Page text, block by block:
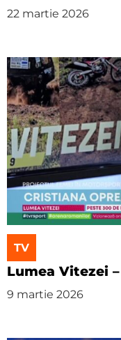
22 martie 2026
TV
Lumea Vitezei
9 martie 2026